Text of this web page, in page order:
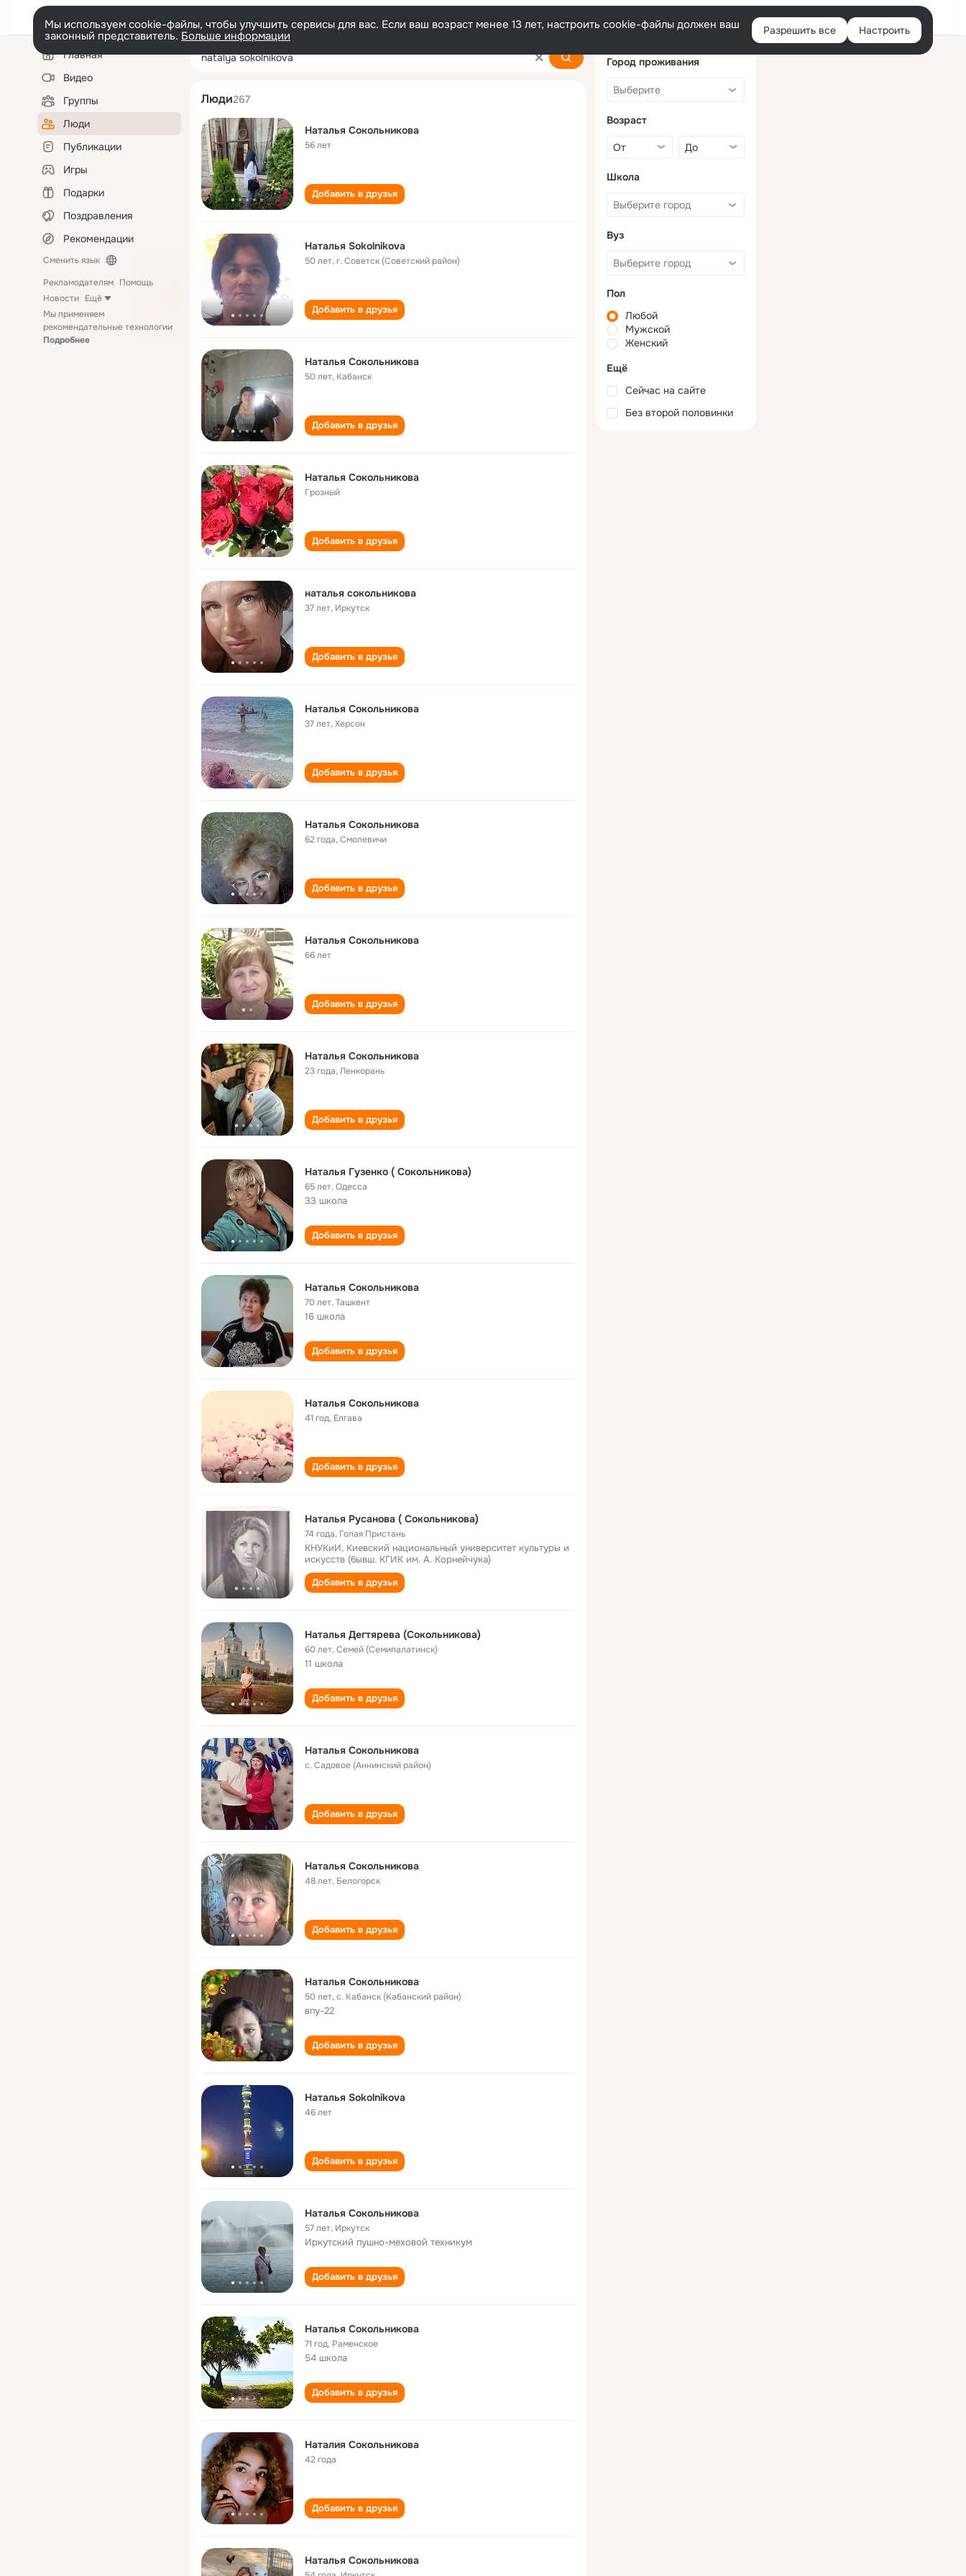
Войти
Мы используем cookie-файлы, чтобы улучшить сервисы для вас. Если ваш возраст менее 13 лет, настроить cookie-файлы должен ваш
законный представитель. Больше информации Разрешить все Настроить
Левая
колонкаГлавная
Видео
Группы
Люди
Публикации
Игры
Подарки
Поздравления
Рекомендации
Сменить язык
Рекламодателям Помощь
Новости Ещё
Мы применяем
рекомендательные технологии
Подробнее
natalya sokolnikova
Люди267
Наталья Сокольникова
56 лет
Добавить в друзья
Наталья Sokolnikova
50 лет,г. Советск (Советский район)
Добавить в друзья
Наталья Сокольникова
50 лет, Кабанск
Добавить в друзья
Наталья Сокольникова
Грозный
Добавить в друзья
наталья сокольникова
37 лет, Иркутск
Добавить в друзья
Наталья Сокольникова
37 лет,Херсон
Добавить в друзья
Наталья Сокольникова
62 года,Смолевичи
Добавить в друзья
Наталья Сокольникова
66 лет
Добавить в друзья
Наталья Сокольникова
23 года,Ленкорань
Добавить в друзья
Наталья Гузенко ( Сокольникова)
65 лет,Одесса
33 школа
Добавить в друзья
Наталья Сокольникова
70 лет,Ташкент
16 школа
Добавить в друзья
Наталья Сокольникова
41 год, Елгава
Добавить в друзья
Наталья Русанова ( Сокольникова)
74 года, Голая Пристань
КНУКиИ, Киевский национальный университет культуры и
искусств (бывш. КГИК им. А. Корнейчука)
Добавить в друзья
Наталья Дегтярева (Сокольникова)
60 лет,Семей (Семипалатинск)
11 школа
Добавить в друзья
Наталья Сокольникова
с. Садовое (Аннинский район)
Добавить в друзья
Наталья Сокольникова
48 лет, Белогорск
Добавить в друзья
Наталья Сокольникова
50 лет,с. Кабанск (Кабанский район)
впу-22
Добавить в друзья
Наталья Sokolnikova
46 лет
Добавить в друзья
Наталья Сокольникова
57 лет, Иркутск
Иркутский пушно-меховой техникум
Добавить в друзья
Наталья Сокольникова
71 год, Раменское
54 школа
Добавить в друзья
Наталия Сокольникова
42 года
Добавить в друзья
Hаталья Сокольникова
Город проживания
Возраст
Школа
Вуз
Пол
Любой
Мужской
Женский
Ещё
Сейчас на сайте
Без второй половинки